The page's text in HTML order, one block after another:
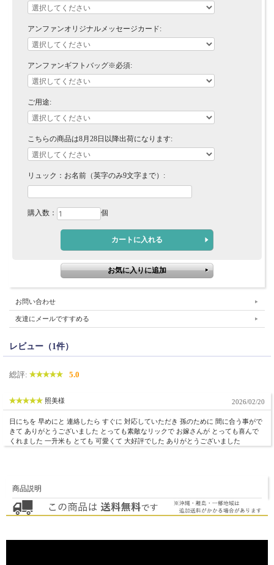
アンファンオリジナルメッセージカード:
アンファンギフトバッグ※必須:
ご用途:
こちらの商品は8月28日以降出荷になります:
リュック：お名前（英字のみ9文字まで）:
購入数： 個
お問い合わせ
友達にメールですすめる
レビュー（1件）
総評: 5.0
照美様 2026/02/20
日にちを 早めにと 連絡したら すぐに 対応していただき 孫のために 間に合う事がで
きて ありがとうございました とっても素敵なリックで お嫁さんが とっても喜んで
くれました 一升米も とても 可愛くて 大好評でした ありがとうございました
商品説明